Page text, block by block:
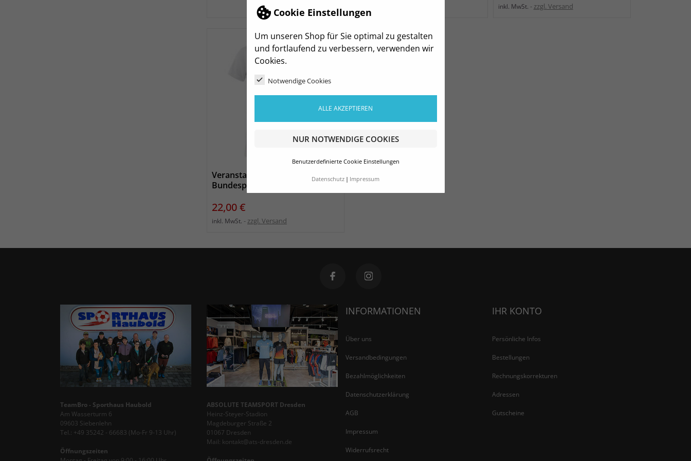
Cookie Einstellungen
Um unseren Shop für Sie optimal zu gestalten
und fortlaufend zu verbessern, verwenden wir
Cookies.
Notwendige Cookies
ALLE AKZEPTIEREN
NUR NOTWENDIGE COOKIES
Benutzerdefinierte Cookie Einstellungen
Datenschutz Impressum
inkl. MwSt. zzgl. Versand
Veranstaltungsshirt
Bundespokal Herren
Preis
22,00 €
inkl. MwSt. zzgl. Versand
TeamBro - Sporthaus Haubold
Am Wasserturm 6
09603 Siebenlehn
Tel.: +49 35242 - 66683 (Mo-Fr 9-13 Uhr)
Öffnungszeiten
ABSOLUTE TEAMSPORT Dresden
Heinz-Steyer-Stadion
Magdeburger Straße 2
01067 Dresden
Mail: kontakt@ats-dresden.de
INFORMATIONEN
Über uns
Versandbedingungen
Bezahlmöglichkeiten
Datenschutzerklärung
AGB
Impressum
Widerrufsrecht
IHR KONTO
Persönliche Infos
Bestellungen
Rechnungskorrekturen
Adressen
Gutscheine